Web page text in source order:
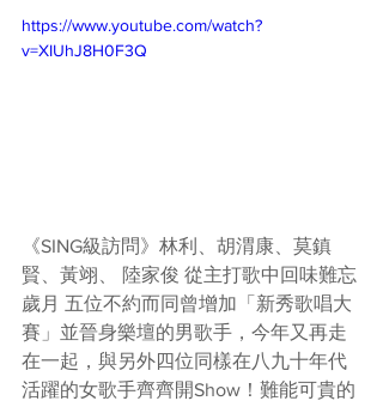
https://www.youtube.com/watch?
v=XIUhJ8H0F3Q
《SING級訪問》林利、胡渭康、莫鎮
賢、黃翊、 陸家俊 從主打歌中回味難忘
歲月 五位不約而同曾增加「新秀歌唱大
賽」並晉身樂壇的男歌手，今年又再走
在一起，與另外四位同樣在八九十年代
活躍的女歌手齊齊開Show！難能可貴的